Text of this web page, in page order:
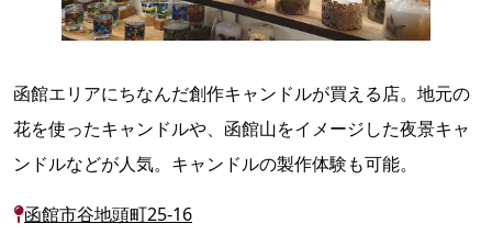
函館エリアにちなんだ創作キャンドルが買える店。地元の
花を使ったキャンドルや、函館山をイメージした夜景キャ
ンドルなどが人気。キャンドルの製作体験も可能。
函館市谷地頭町25-16